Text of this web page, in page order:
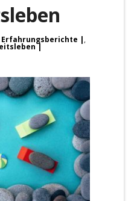
Erfahrungsberichte ,